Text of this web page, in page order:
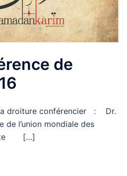
de
la droiture conférencier : Dr.
de l’union mondiale des
[…]